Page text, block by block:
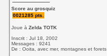
Score au grosquiz
0021285 pts.
Joue àZelda TOTK
Inscrit : Jul 18, 2002
Messages : 9241
De : Ooita, avec mer, montagnes et forets